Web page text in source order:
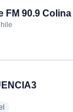
FM 90.9 Colina